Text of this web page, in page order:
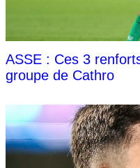
ASSE : Ces 3
groupe de Cathro